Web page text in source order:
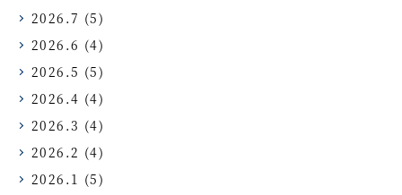
2026.7 (5)
2026.6 (4)
2026.5 (5)
2026.4 (4)
2026.3 (4)
2026.2 (4)
2026.1 (5)